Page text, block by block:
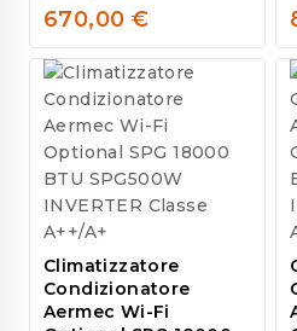
out
of
5
670,00 €
5
Climatizzatore
Condizionatore
Aermec Wi-Fi